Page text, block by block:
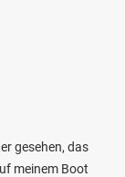
gesehen, das
meinem Boot